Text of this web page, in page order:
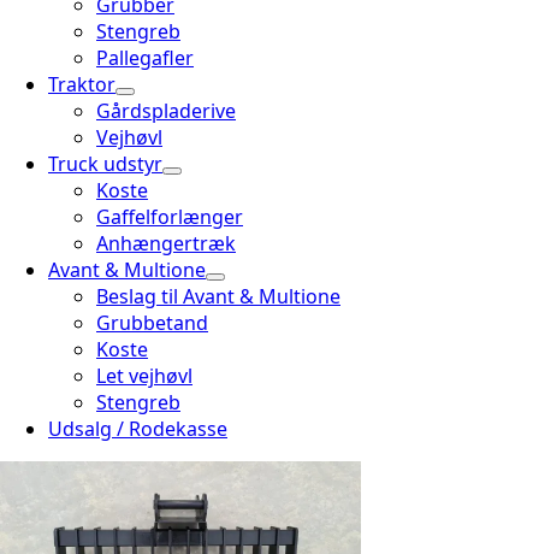
Stengreb
Pallegafler
Traktor
Gårdspladerive
Vejhøvl
Truck udstyr
Koste
Gaffelforlænger
Anhængertræk
Avant & Multione
Beslag til Avant & Multione
Grubbetand
Koste
Let vejhøvl
Stengreb
Udsalg / Rodekasse